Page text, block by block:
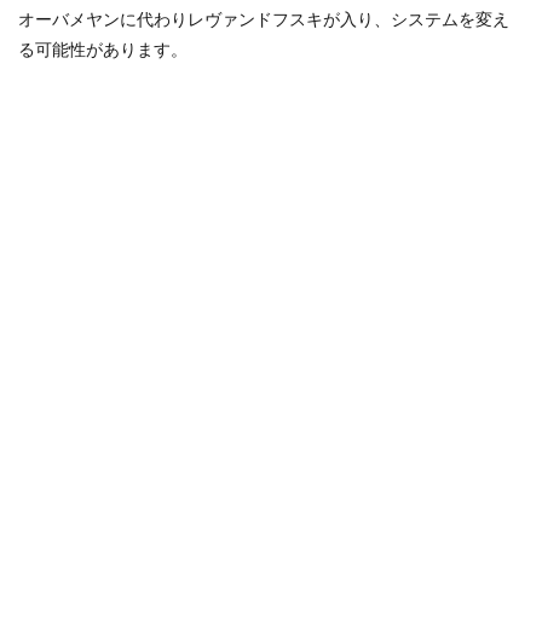
オーバメヤンに代わりレヴァンドフスキが入り、システムを変え
る可能性があります。